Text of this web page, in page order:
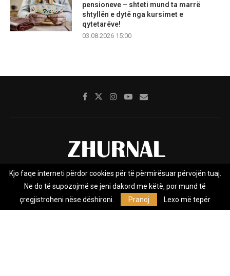
pensioneve – shteti mund ta marrë
shtyllën e dytë nga kursimet e
qytetarëve!
03.08.2026 15:00
Rreth nesh Impresumi Marketing
Privacy Policy
Zhurnal.mk është Agjenci e Lajmeve e pavarur, e themeluar në vitin
Kjo faqe interneti përdor cookies për të përmirësuar përvojën tuaj.
Ne do të supozojmë se jeni dakord me këtë, por mund të
çregjistroheni nëse dëshironi.
Pranoj Lexo më tepër